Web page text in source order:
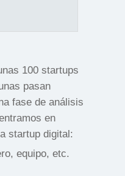
100 startups
pasan
fase de análisis
en
startup digital:
equipo, etc.